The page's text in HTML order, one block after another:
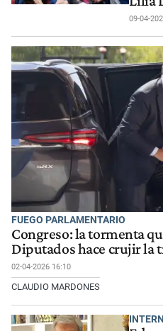
09-04-
FUEGO PARLAMENTARIO
Congreso: la tormenta
Diputados hace crujir la
02-04-2026 16:10
CLAUDIO MARDONES